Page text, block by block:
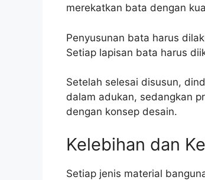
merekatkan bata dengan
Penyusunan bata harus
Setiap lapisan bata harus
Setelah selesai disusun,
dalam adukan, sedangkan
dengan konsep desain.
Kelebihan dan
Setiap jenis material